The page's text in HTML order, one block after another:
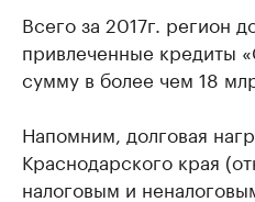
Всего за 2017г. регион
привлеченные кредиты
сумму в более чем 18
Напомним, долговая
Краснодарского края
налоговым и